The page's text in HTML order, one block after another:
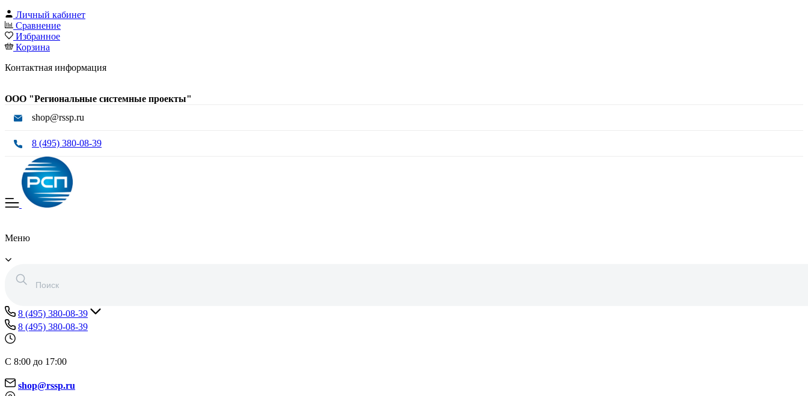
Личный кабинет
Сравнение
Избранное
Корзина
Контактная информация
ООО "Региональные системные проекты"
shop@rssp.ru
8 (495) 380-08-39
Меню
8 (495) 380-08-39
8 (495) 380-08-39
С 8:00 до 17:00
shop@rssp.ru